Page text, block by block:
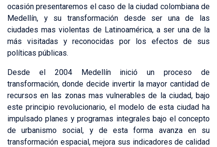
ocasión presentaremos el caso de la ciudad colombiana de
Medellín, y su transformación desde ser una de las
ciudades mas violentas de Latinoamérica, a ser una de la
más visitadas y reconocidas por los efectos de sus
políticas públicas.
Desde el 2004 Medellín inició un proceso de
transformación, donde decide invertir la mayor cantidad de
recursos en las zonas mas vulnerables de la ciudad, bajo
este principio revolucionario, el modelo de esta ciudad ha
impulsado planes y programas integrales bajo el concepto
de urbanismo social, y de esta forma avanza en su
transformación espacial, mejora sus indicadores de calidad